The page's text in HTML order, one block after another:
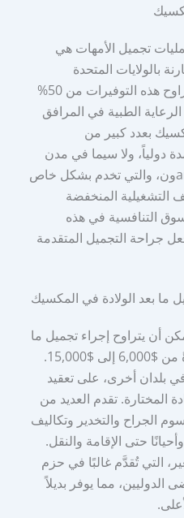
تجميل الأمهات هي
بالولايات المتحدة
والمملكة المتحدة. يمكن أن تتراوح هذه التوفيرات من 50%
الرعاية الطبية في المرافق
بعدد كبير من
دولياً، ولا سيما في مدن
مثل تيخوانا وغوادالاخارا وكанкون، والتي تخدم بشكل خاص
التشغيلية المنخفضة
التنافسية في هذه
جراحة التجميل المتقدمة
ما بعد الولادة في المكسيك
أن يتراوح إجراء تجميل ما
بعد الأمومة في المكسيك عادةً من $6,000 إلى $15,000.
بلدان أخرى، على تعقيد
المختارة. تقدم العديد من
الجراح والتخدير وتكاليف
حتى الإقامة والنقل.
التي تُقدَّم غالبًا في حزم
مما يوفر بديلاً